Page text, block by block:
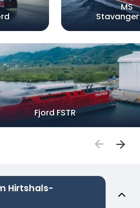
MS
Fjord FSTR
Hirtshals-